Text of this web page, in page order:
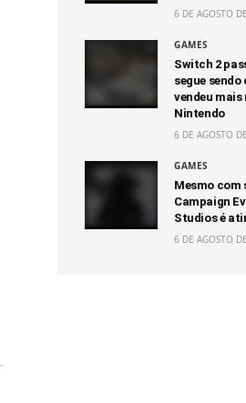
6 DE AGOSTO
GAMES
Switch 2
segue sendo
vendeu mais
Nintendo
6 DE AGOSTO
GAMES
Mesmo com
Campaign
Studios é
6 DE AGOSTO